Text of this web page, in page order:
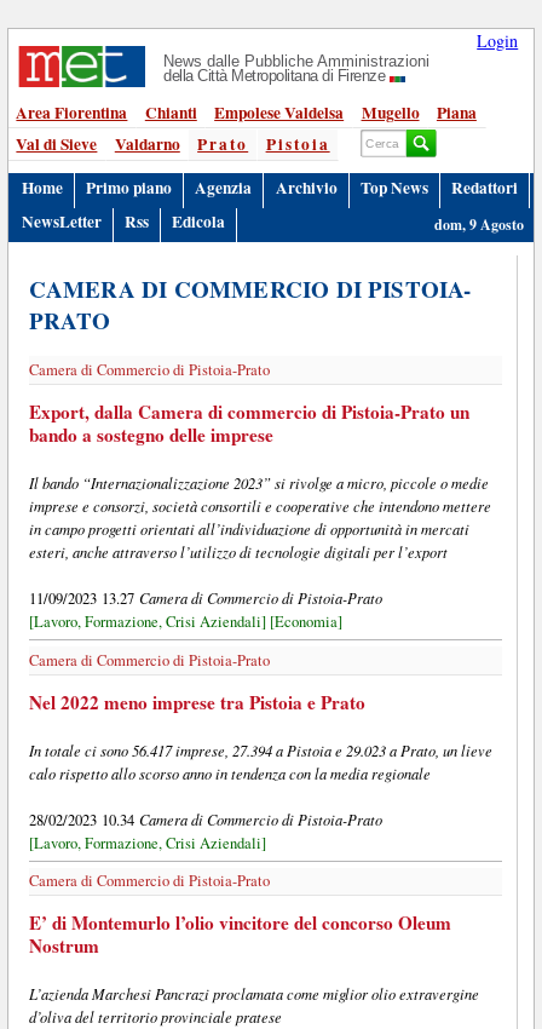
Login
News dalle Pubbliche Amministrazioni
della Città Metropolitana di Firenze
Area Fiorentina Chianti Empolese Valdelsa Mugello
Piana
Val di Sieve
Valdarno Prato
Pistoia
Home
Primo piano Agenzia Archivio Top News
Redattori
NewsLetter
Rss Edicola dom, 9 Agosto
CAMERA DI COMMERCIO DI PISTOIA-
PRATO
Camera di Commercio di Pistoia-Prato
Export, dalla Camera di commercio di Pistoia-Prato un
bando a sostegno delle imprese
Il bando “Internazionalizzazione 2023” si rivolge a micro, piccole o medie
imprese e consorzi, società consortili e cooperative che intendono mettere
in campo progetti orientati all’individuazione di opportunità in mercati
esteri, anche attraverso l’utilizzo di tecnologie digitali per l’export
11/09/2023 13.27 Camera di Commercio di Pistoia-Prato
[Lavoro, Formazione, Crisi Aziendali] [Economia]
Camera di Commercio di Pistoia-Prato
Nel 2022 meno imprese tra Pistoia e Prato
In totale ci sono 56.417 imprese, 27.394 a Pistoia e 29.023 a Prato, un lieve
calo rispetto allo scorso anno in tendenza con la media regionale
28/02/2023 10.34 Camera di Commercio di Pistoia-Prato
[Lavoro, Formazione, Crisi Aziendali]
Camera di Commercio di Pistoia-Prato
E’ di Montemurlo l’olio vincitore del concorso Oleum
Nostrum
L’azienda Marchesi Pancrazi proclamata come miglior olio extravergine
d’oliva del territorio provinciale pratese